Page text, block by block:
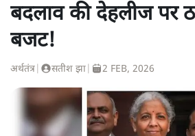
बदलाव की देहलीज पर
बजट!
अर्थतंत्र सतीश झा 2 FEB, 2026